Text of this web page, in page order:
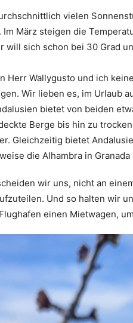
vielen
März steigen die
will sich schon bei 30 Grad
Herr Wallygusto und ich
Wir lieben es, im Urlaub
bietet von beiden
Berge bis hin zu
Gleichzeitig bietet
die Alhambra in
wir uns, nicht an
Und so halten wir
einen Mietwagen,